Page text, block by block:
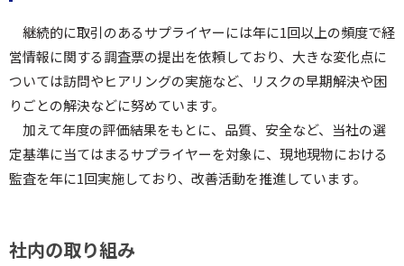
継続的に取引のあるサプライヤーには年に1回以上の頻度で経
営情報に関する調査票の提出を依頼しており、大きな変化点に
ついては訪問やヒアリングの実施など、リスクの早期解決や困
りごとの解決などに努めています。
加えて年度の評価結果をもとに、品質、安全など、当社の選
定基準に当てはまるサプライヤーを対象に、現地現物における
監査を年に1回実施しており、改善活動を推進しています。
社内の取り組み